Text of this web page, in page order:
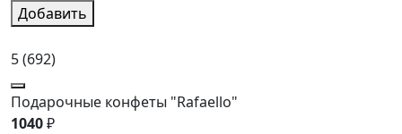
Добавить
5(692)
Подарочные конфеты "Rafaello"
1040₽